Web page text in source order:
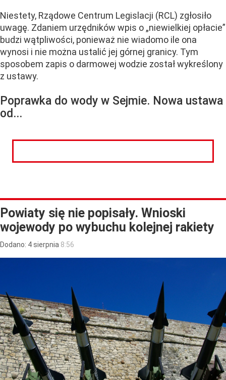
Niestety, Rządowe Centrum Legislacji (RCL) zgłosiło
uwagę. Zdaniem urzędników wpis o „niewielkiej opłacie”
budzi wątpliwości, ponieważ nie wiadomo ile ona
wynosi i nie można ustalić jej górnej granicy. Tym
sposobem zapis o darmowej wodzie został wykreślony
z ustawy.
Poprawka do wody w Sejmie. Nowa ustawa
od...
Powiaty się nie popisały. Wnioski
wojewody po wybuchu kolejnej rakiety
Dodano: 4sierpnia 8:56